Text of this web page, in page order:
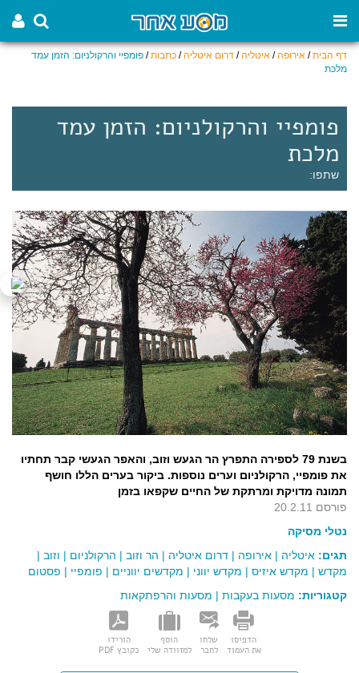
דף הבית/ אירופה/ איטליה/ דרום איטליה/ כתבות/ פומפיי והרקולניום: הזמן עמד
מלכת
פומפיי והרקולניום: הזמן עמד
מלכת
שתפו:
בשנת 79 לספירה התפרץ הר הגעש וזוב, והאפר הגעשי קבר תחתיו
את פומפיי, הרקולניום וערים נוספות. ביקור בערים הללו חושף
תמונה מדויקת ומרתקת של החיים שקפאו בזמן
פורסם 20.2.11
נטלי מסיקה
תגים: איטליה | אירופה | דרום איטליה | הר וזוב | הרקולניום | וזוב |
מקדש | מקדש איזיס | מקדש יווני | מקדשים יווניים | פומפיי | פסטום
קטגוריות: מסעות בעקבות | מסעות והרפתקאות
הדפיסו
את העמוד
שלחו
לחבר
הוסף
למזוודה שלי
הורידו
כקובץ PDF